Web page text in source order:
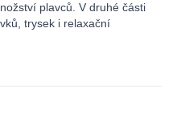
plavců. V druhé části
trysek i relaxační